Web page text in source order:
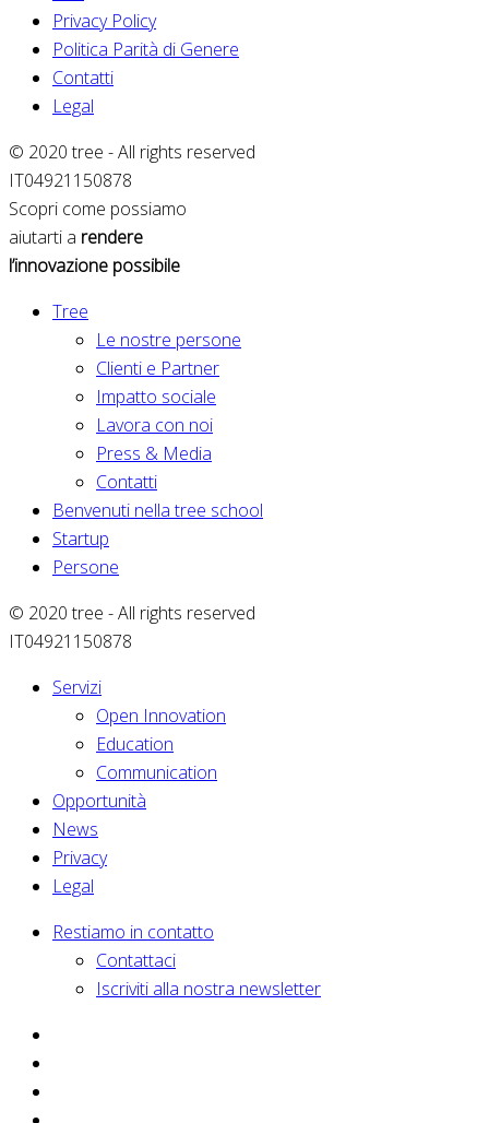
Privacy Policy
Politica Parità di Genere
Contatti
Legal
© 2020 tree - All rights reserved
IT04921150878
Scopri come possiamo
aiutarti a rendere
l’innovazione possibile
Tree
Le nostre persone
Clienti e Partner
Impatto sociale
Lavora con noi
Press & Media
Contatti
Benvenuti nella tree school
Startup
Persone
© 2020 tree - All rights reserved
IT04921150878
Servizi
Open Innovation
Education
Communication
Opportunità
News
Privacy
Legal
Restiamo in contatto
Contattaci
Iscriviti alla nostra newsletter